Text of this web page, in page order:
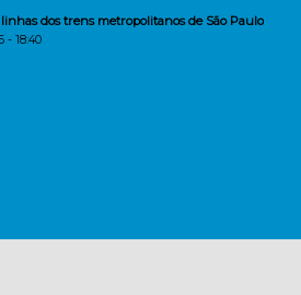
dos trens metropolitanos de São Paulo
- 18:40